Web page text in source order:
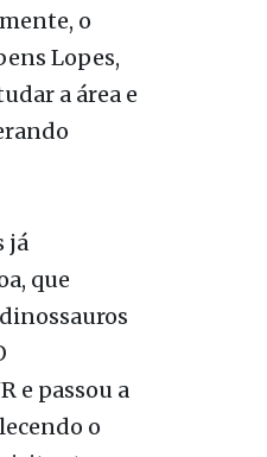
Eduardo
o
Lopes,
a área e
já
que